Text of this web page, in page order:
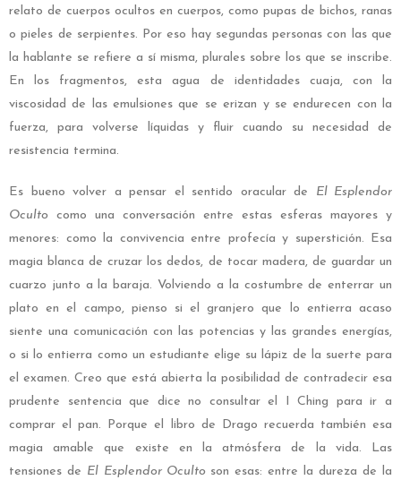
relato de cuerpos ocultos en cuerpos, como pupas de bichos, ranas
o pieles de serpientes. Por eso hay segundas personas con las que
la hablante se refiere a sí misma, plurales sobre los que se inscribe.
En los fragmentos, esta agua de identidades cuaja, con la
viscosidad de las emulsiones que se erizan y se endurecen con la
fuerza, para volverse líquidas y fluir cuando su necesidad de
resistencia termina.
Es bueno volver a pensar el sentido oracular de El Esplendor
Oculto como una conversación entre estas esferas mayores y
menores: como la convivencia entre profecía y superstición. Esa
magia blanca de cruzar los dedos, de tocar madera, de guardar un
cuarzo junto a la baraja. Volviendo a la costumbre de enterrar un
plato en el campo, pienso si el granjero que lo entierra acaso
siente una comunicación con las potencias y las grandes energías,
o si lo entierra como un estudiante elige su lápiz de la suerte para
el examen. Creo que está abierta la posibilidad de contradecir esa
prudente sentencia que dice no consultar el I Ching para ir a
comprar el pan. Porque el libro de Drago recuerda también esa
magia amable que existe en la atmósfera de la vida. Las
tensiones de El Esplendor Oculto son esas: entre la dureza de la